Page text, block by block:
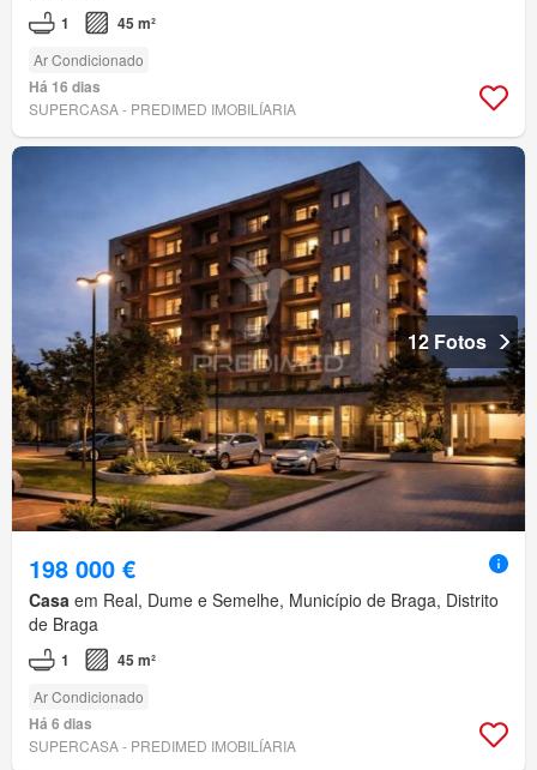
1 45 m²
Ar Condicionado
Há 16 dias
SUPERCASA - PREDIMED IMOBILÍARIA
12 Fotos
198 000 €
Casa em Real, Dume e Semelhe, Município de Braga, Distrito
de Braga
1 45 m²
Ar Condicionado
Há 6 dias
SUPERCASA - PREDIMED IMOBILÍARIA